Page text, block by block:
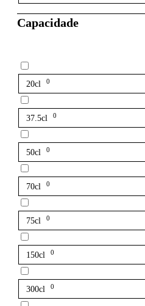
Capacidade
20cl 0
37.5cl 0
50cl 0
70cl 0
75cl 0
150cl 0
300cl 0